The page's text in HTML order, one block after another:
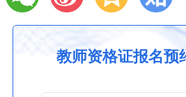
教师资格证报名预